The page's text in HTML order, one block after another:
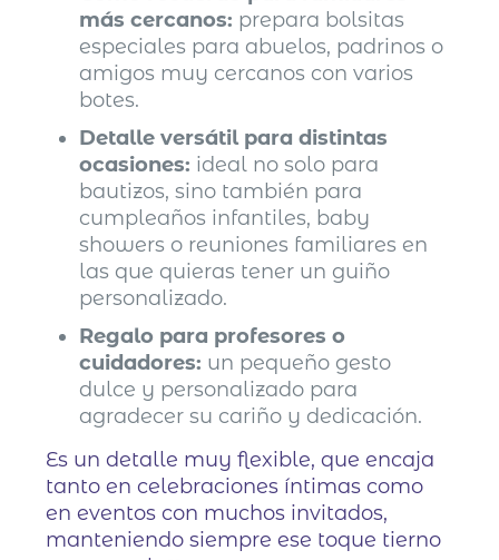
más cercanos: prepara bolsitas
especiales para abuelos, padrinos o
amigos muy cercanos con varios
botes.
Detalle versátil para distintas
ocasiones: ideal no solo para
bautizos, sino también para
cumpleaños infantiles, baby
showers o reuniones familiares en
las que quieras tener un guiño
personalizado.
Regalo para profesores o
cuidadores: un pequeño gesto
dulce y personalizado para
agradecer su cariño y dedicación.
Es un detalle muy flexible, que encaja
tanto en celebraciones íntimas como
en eventos con muchos invitados,
manteniendo siempre ese toque tierno